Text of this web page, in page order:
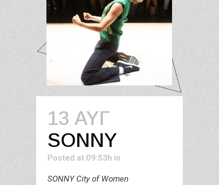
13 ΑΥΓ
SONNY
Posted at 09:53h in
SONNY City of Women